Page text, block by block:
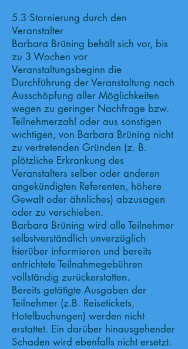
5.3 Stornierung durch den
Veranstalter
Barbara Brüning behält sich vor, bis
zu 3 Wochen vor
Veranstaltungsbeginn die
Durchführung der Veranstaltung nach
Ausschöpfung aller Möglichkeiten
wegen zu geringer Nachfrage bzw.
Teilnehmerzahl oder aus sonstigen
wichtigen, von Barbara Brüning nicht
zu vertretenden Gründen (z. B.
plötzliche Erkrankung des
Veranstalters selber oder anderen
angekündigten Referenten, höhere
Gewalt oder ähnliches) abzusagen
oder zu verschieben.
Barbara Brüning wird alle Teilnehmer
selbstverständlich unverzüglich
hierüber informieren und bereits
entrichtete Teilnahmegebühren
vollständig zurückerstatten.
Bereits getätigte Ausgaben der
Teilnehmer (z.B. Reisetickets,
Hotelbuchungen) werden nicht
erstattet. Ein darüber hinausgehender
Schaden wird ebenfalls nicht ersetzt.